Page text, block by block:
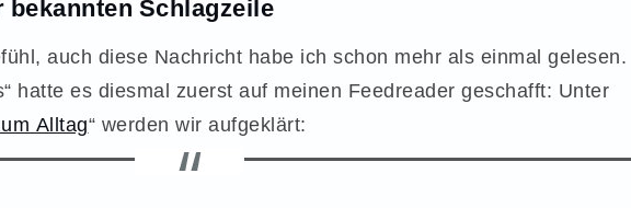
Schlagzeile
auch diese Nachricht habe ich schon mehr als einmal gelesen.
hatte es diesmal zuerst auf meinen Feedreader geschafft: Unter
Alltag“ werden wir aufgeklärt: